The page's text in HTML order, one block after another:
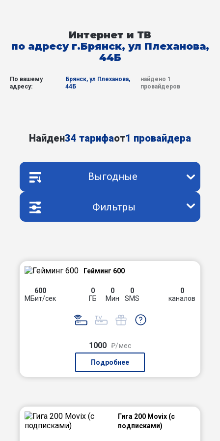
Интернет и ТВ
по адресу г.Брянск, ул Плеханова,
44Б
По вашему
адресу:
Брянск, ул Плеханова,
44Б
найдено 1
провайдеров
Найден34 тарифаот1 провайдера
Выгодные
Фильтры
Гейминг 600
600
МБит/сек
0
ГБ
0
Мин
0
SMS
0
каналов
1000 ₽/мес
Подробнее
Гига 200 Movix (с
подписками)